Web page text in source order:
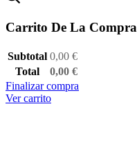
Carrito De La Compra
Subtotal 0,00 €
Total
0,00 €
Finalizar compra
Ver carrito